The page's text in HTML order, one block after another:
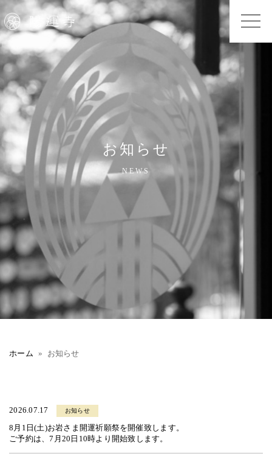
お知らせ
NEWS
ホーム お知らせ
2026.07.17 お知らせ
8月1日(土)お岩さま開運祈願祭を開催致します。
ご予約は、7月20日10時より開始致します。